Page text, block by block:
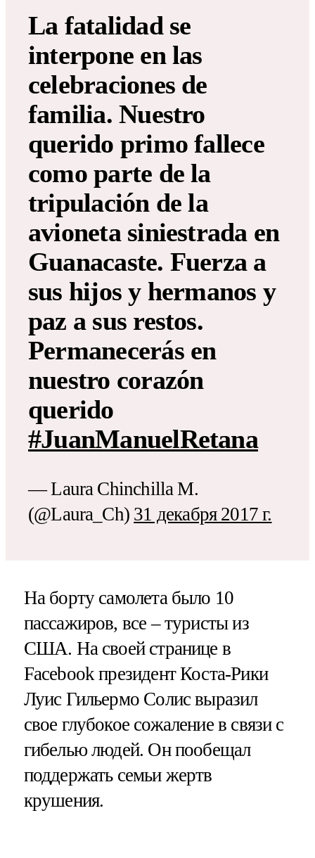
La fatalidad se
interpone en las
celebraciones de
familia. Nuestro
querido primo fallece
como parte de la
tripulación de la
avioneta siniestrada en
Guanacaste. Fuerza a
sus hijos y hermanos y
paz a sus restos.
Permanecerás en
nuestro corazón
querido
#JuanManuelRetana
— Laura Chinchilla M.
(@Laura_Ch) 31 декабря 2017 г.
На борту самолета было 10
пассажиров, все – туристы из
США. На своей странице в
Facebook президент Коста-Рики
Луис Гильермо Солис выразил
свое глубокое сожаление в связи с
гибелью людей. Он пообещал
поддержать семьи жертв
крушения.